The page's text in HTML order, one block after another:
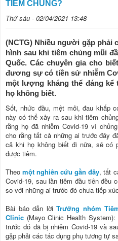
TIÊM CHỦNG?
Thứ sáu - 02/04/2021 13:48
(NCTG) Nhiều người gặp phải
hình sau khi tiêm chủng mũi
Quốc. Các chuyên gia cho
đương sự có tiền sử nhiễm
một lượng kháng thể đáng kể
họ không biết.
Sốt, nhức đầu, mệt mỏi, đau khắp
này có thể xảy ra sau khi tiêm
rằng họ đã nhiễm Covid-19 vì
cho rằng tất cả những ai trước đây
cả khi họ không biết đi nữa, sẽ có
được tiêm.
Theomột nghiên cứu gần đây, tất
Covid-19, sau lần tiêm đầu tiên đều
so với những ai trước đó chưa tiếp
Bài báo dẫn lờiTrưởng nhóm
Clinic (Mayo Clinic Health
trước đó đã bị nhiễm Covid-19 và
gặp phải các tác dụng phụ tương tự